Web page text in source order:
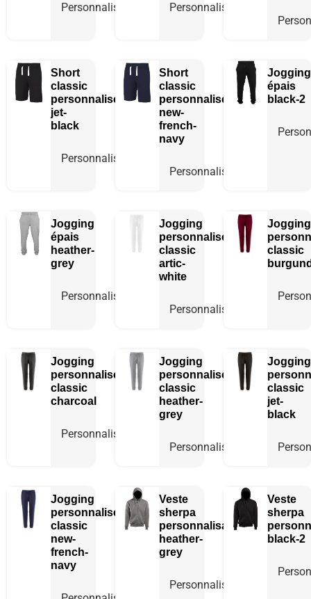
Personnaliser Personnaliser
Short
classic
personnalisé
jet-
black
Personnaliser
Short
classic
personnalisé
new-
french-
navy
Personnaliser
Jogging
épais
black-2
Jogging
épais
heather-
grey
Personnaliser
Jogging
personnalisé
classic
artic-
white
Personnaliser
Jogging
classic
Jogging
personnalisé
classic
charcoal
Personnaliser
Jogging
personnalisé
classic
heather-
grey
Personnaliser
Jogging
classic
jet-
black
Jogging
personnalisé
classic
new-
french-
navy
Veste
sherpa
personnalisable
heather-
grey
Personnaliser
Veste
sherpa
black-2